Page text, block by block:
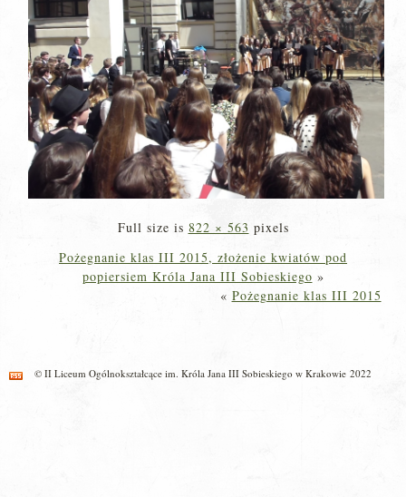
Full size is 822 × 563 pixels
Pożegnanie klas III 2015, złożenie kwiatów pod
popiersiem Króla Jana III Sobieskiego »
« Pożegnanie klas III 2015
© II Liceum Ogólnokształcące im. Króla Jana III Sobieskiego w Krakowie 2022